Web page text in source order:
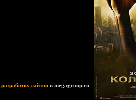
разработку сайтов в megagroup.ru